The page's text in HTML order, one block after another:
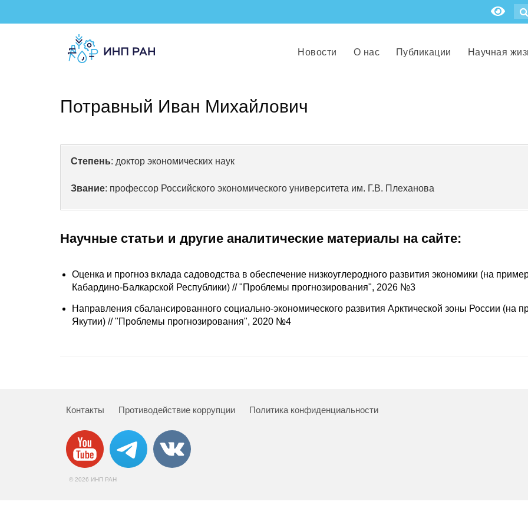
Новости О нас Публикации Научная
Потравный Иван Михайлович
Степень: доктор экономических наук
Звание: профессор Российского экономического университета им. Г.В. Плеханова
Научные статьи и другие аналитические материалы на сайте:
Оценка и прогноз вклада садоводства в обеспечение низкоуглеродного развития экономики (на
Кабардино-Балкарской Республики) // "Проблемы прогнозирования", 2026 №3
Направления сбалансированного социально-экономического развития Арктической зоны России (на
Якутии) // "Проблемы прогнозирования", 2020 №4
Контакты Противодействие коррупции Политика конфиденциальности
© 2026 ИНП РАН